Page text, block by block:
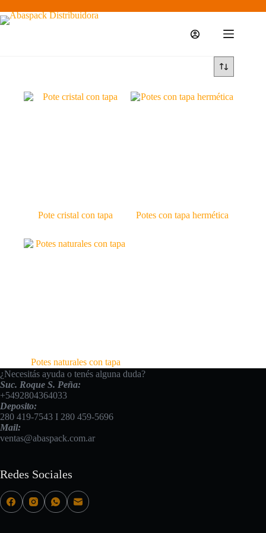
al
contenido
Pote cristal con tapa Potes con tapa hermética
Potes naturales con tapa
¿Necesitás ayuda o tenés alguna duda?
Suc. Roque S. Peña:
+5492804364033
Deposito:
280 419-7543 I 280 459-5696
Mail:
ventas@abaspack.com.ar
Redes Sociales